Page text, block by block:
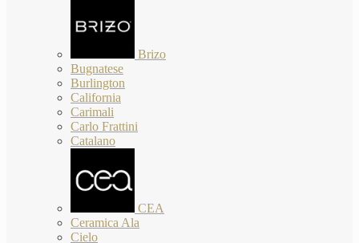
Brizo
Bugnatese
Burlington
California
Carimali
Carlo Frattini
Catalano
CEA
Ceramica Ala
Cielo